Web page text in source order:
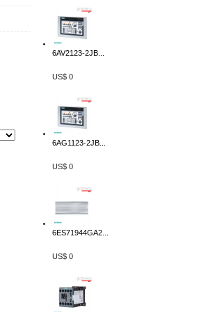
6AV2123-2JB...
US$ 0
6AG1123-2JB...
US$ 0
6ES71944GA2...
US$ 0